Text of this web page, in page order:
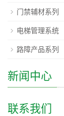
门禁辅材系列
电梯管理系统
路障产品系列
新闻中心
联系我们